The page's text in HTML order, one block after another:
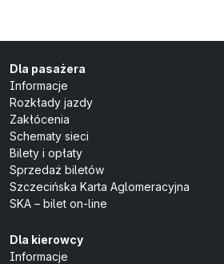
Dla pasażera
Informacje
Rozkłady jazdy
Zakłócenia
Schematy sieci
Bilety i opłaty
Sprzedaż biletów
Szczecińska Karta Aglomeracyjna
SKA – bilet on-line
Dla kierowcy
Informacje